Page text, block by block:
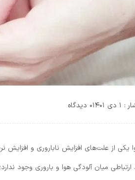
۱۴۰۱ ۰ دیدگاه
یکی از علت‌های افزایش ناباروری و
ارتباطی میان آلودگی هوا و باروری وجود